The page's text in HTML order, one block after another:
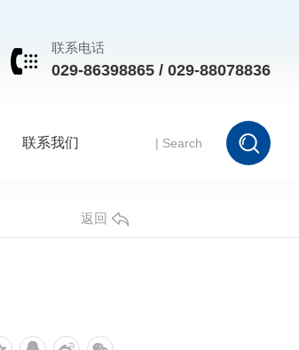
联系电话
029-86398865 / 029-88078836
联系我们
返回